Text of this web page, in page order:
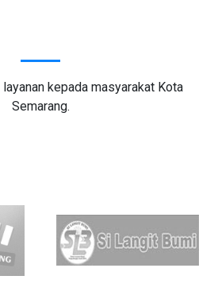
kepada masyarakat Kota
Semarang.